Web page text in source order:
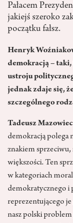
Pałacem
jakiejś szeroko
początku fałsz.
Henryk
demokracją –
ustroju
jednak zdaje się,
szczególnego
Tadeusz
demokracją polega
znakiem
większości. Ten
w kategoriach
demokratycznego i
reprezentującego
nasz polski